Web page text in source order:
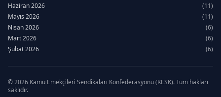
Haziran 2026
(11)
Mayıs 2026
(11)
Nisan 2026
(6)
Mart 2026
(6)
Şubat 2026
(6)
Kasım 2025
(6)
Ekim 2025
© 2026 Kamu Emekçileri Sendikaları Konfederasyonu (KESK). Tüm hakları
saklıdır.